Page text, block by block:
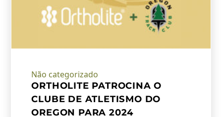
Não categorizado
ORTHOLITE PATROCINA O
CLUBE DE ATLETISMO DO
OREGON PARA 2024